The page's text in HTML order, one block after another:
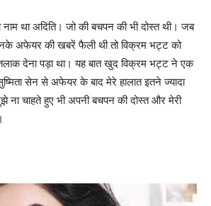
था अदिति। जो की बचपन की भी दोस्त थी। जब
अफेयर की खबरें फैली थी तो विक्रम भट्ट को
देना पड़ा था। यह बात खुद विक्रम भट्ट ने एक
सेन से अफेयर के बाद मेरे हालात इतने ज्यादा
ना चाहते हुए भी अपनी बचपन की दोस्त और मेरी